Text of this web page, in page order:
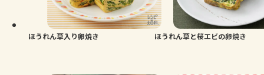
お買い物
ほうれん草入り卵焼き ほうれん草と桜エビの卵焼き